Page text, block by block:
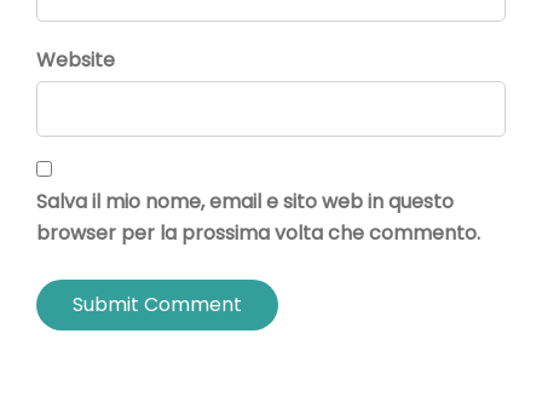
Website
Salva il mio nome, email e sito web in questo
browser per la prossima volta che commento.